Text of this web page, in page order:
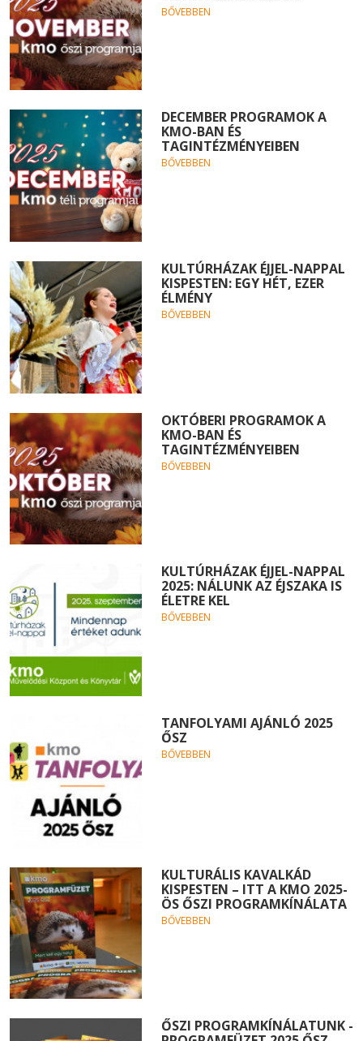
BŐVEBBEN
DECEMBER PROGRAMOK A
KMO-BAN ÉS
TAGINTÉZMÉNYEIBEN
BŐVEBBEN
KULTÚRHÁZAK ÉJJEL-NAPPAL
KISPESTEN: EGY HÉT, EZER
ÉLMÉNY
BŐVEBBEN
OKTÓBERI PROGRAMOK A
KMO-BAN ÉS
TAGINTÉZMÉNYEIBEN
BŐVEBBEN
KULTÚRHÁZAK ÉJJEL-NAPPAL
2025: NÁLUNK AZ ÉJSZAKA IS
ÉLETRE KEL
BŐVEBBEN
TANFOLYAMI AJÁNLÓ 2025
ŐSZ
BŐVEBBEN
KULTURÁLIS KAVALKÁD
KISPESTEN – ITT A KMO 2025-
ÖS ŐSZI PROGRAMKÍNÁLATA
BŐVEBBEN
ŐSZI PROGRAMKÍNÁLATUNK -